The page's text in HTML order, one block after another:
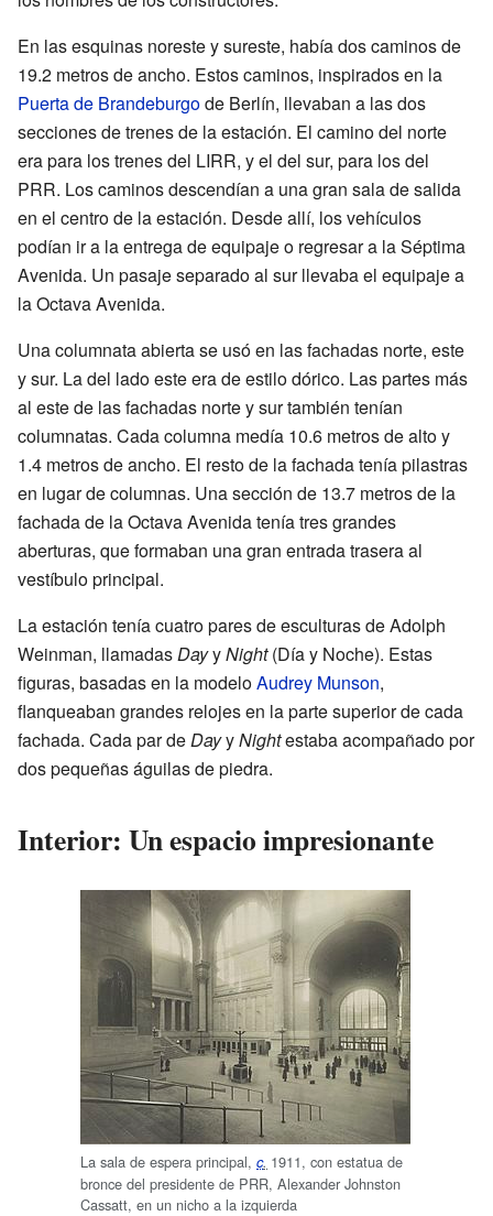
En las esquinas noreste y sureste, había dos caminos de
19.2 metros de ancho. Estos caminos, inspirados en la
Puerta de Brandeburgode Berlín, llevaban a las dos
secciones de trenes de la estación. El camino del norte
era para los trenes del LIRR, y el del sur, para los del
PRR. Los caminos descendían a una gran sala de salida
en el centro de la estación. Desde allí, los vehículos
podían ir a la entrega de equipaje o regresar a la Séptima
Avenida. Un pasaje separado al sur llevaba el equipaje a
la Octava Avenida.
Una columnata abierta se usó en las fachadas norte, este
y sur. La del lado este era de estilo dórico. Las partes más
al este de las fachadas norte y sur también tenían
columnatas. Cada columna medía 10.6 metros de alto y
1.4 metros de ancho. El resto de la fachada tenía pilastras
en lugar de columnas. Una sección de 13.7 metros de la
fachada de la Octava Avenida tenía tres grandes
aberturas, que formaban una gran entrada trasera al
vestíbulo principal.
La estación tenía cuatro pares de esculturas de Adolph
Weinman, llamadasDayyNight(Día y Noche). Estas
figuras, basadas en la modeloAudrey Munson,
flanqueaban grandes relojes en la parte superior de cada
fachada. Cada par deDayyNightestaba acompañado por
dos pequeñas águilas de piedra.
Interior: Un espacio impresionante
La sala de espera principal, c. 1911, con estatua de
bronce del presidente de PRR, Alexander Johnston
Cassatt, en un nicho a la izquierda